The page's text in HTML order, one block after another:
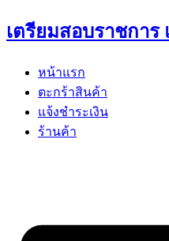
Skip
to
เตรียมสอบราชกา
หน้าแรก
ตะกร้าสินค้า
แจ้งชำระเงิน
ร้านค้า